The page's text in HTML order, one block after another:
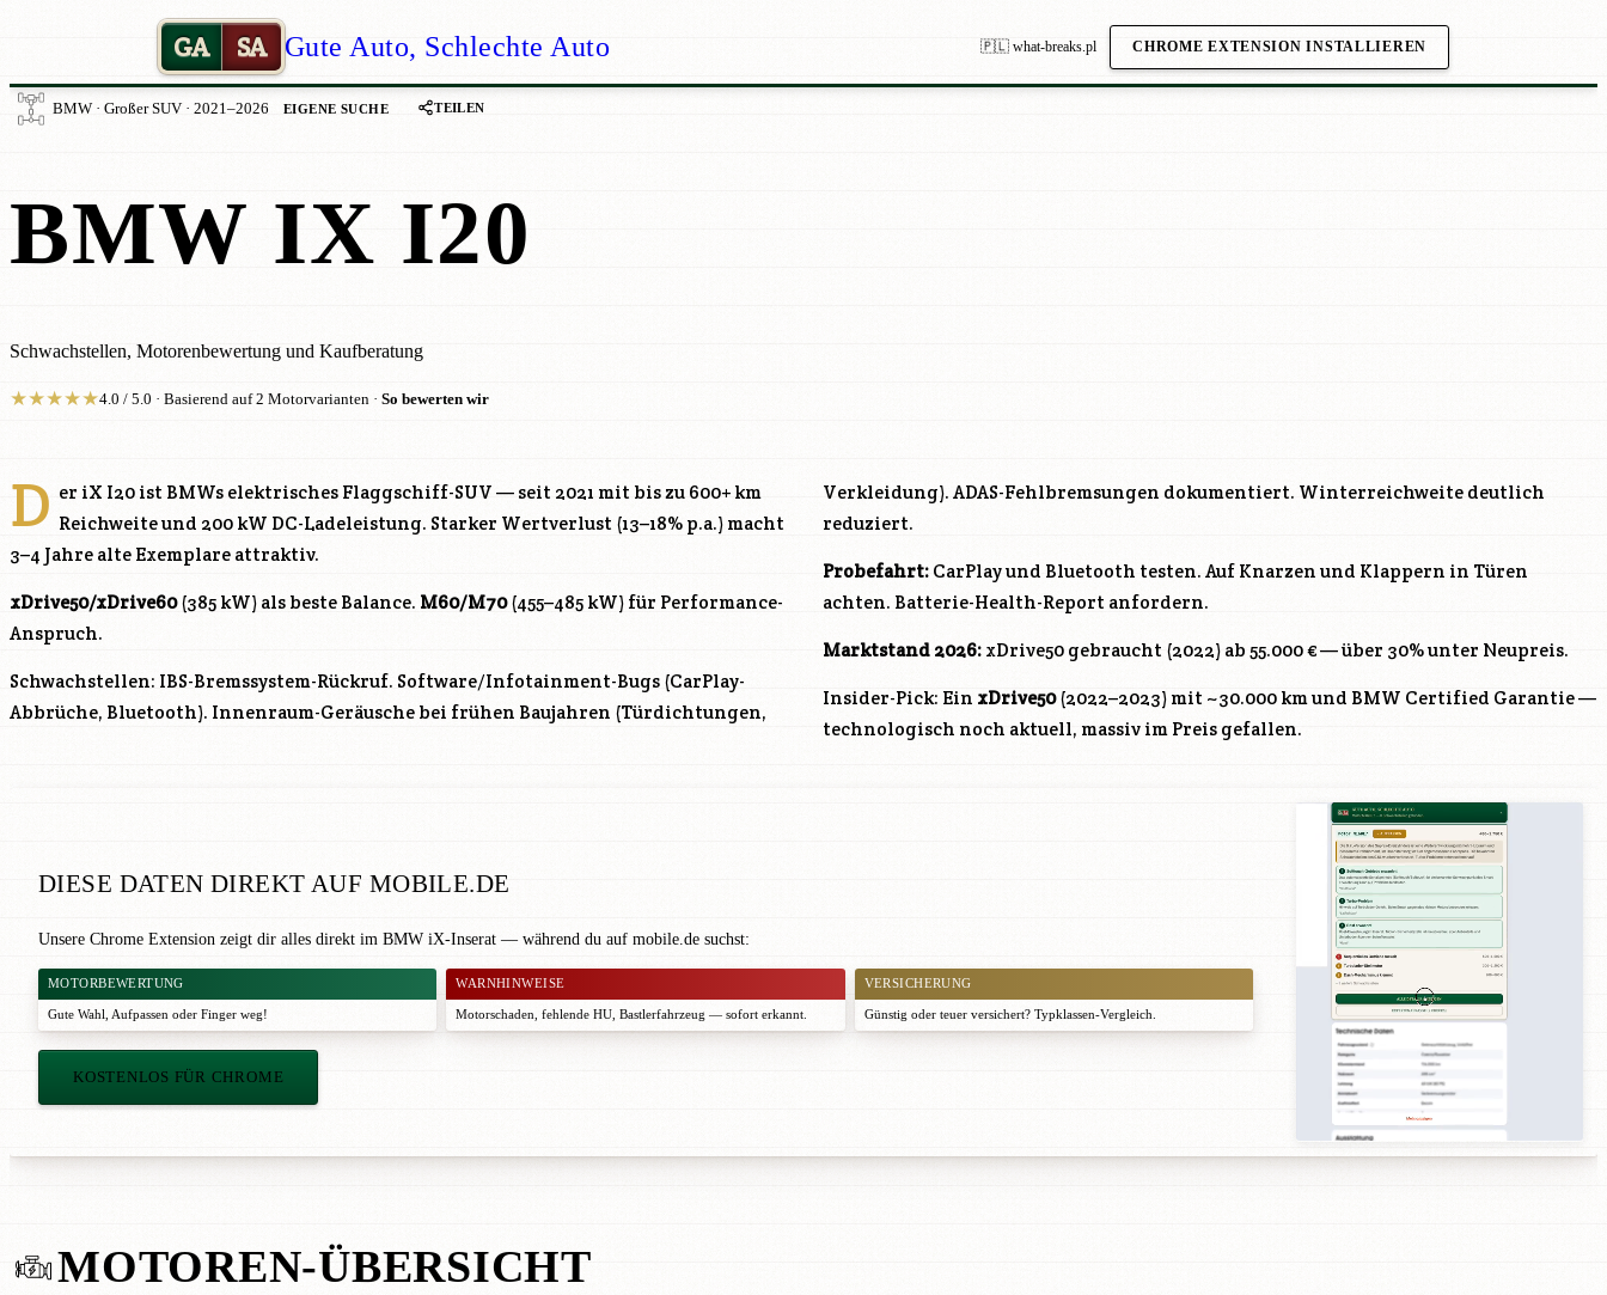
GA SA Gute Auto, Schlechte Auto 🇵🇱 what-breaks.pl CHROME EXTENSION INSTALLIEREN
BMW · Großer SUV · 2021–2026 EIGENE SUCHE TEILEN
BMW IX I20
Schwachstellen, Motorenbewertung und Kaufberatung
★★★★★4.0 / 5.0 · Basierend auf 2 Motorvarianten · So bewerten wir
D er iX I20 ist BMWs elektrisches Flaggschiff-SUV — seit 2021 mit bis zu 600+ km
Reichweite und 200 kW DC-Ladeleistung. Starker Wertverlust (13–18% p.a.) macht
3–4 Jahre alte Exemplare attraktiv.
xDrive50/xDrive60(385 kW) als beste Balance. M60/M70(455–485 kW) für Performance-
Anspruch.
Schwachstellen: IBS-Bremssystem-Rückruf. Software/Infotainment-Bugs (CarPlay-
Abbrüche, Bluetooth). Innenraum-Geräusche bei frühen Baujahren (Türdichtungen,
Verkleidung). ADAS-Fehlbremsungen dokumentiert. Winterreichweite deutlich
reduziert.
Probefahrt: CarPlay und Bluetooth testen. Auf Knarzen und Klappern in Türen
achten. Batterie-Health-Report anfordern.
Marktstand 2026: xDrive50 gebraucht (2022) ab 55.000 € — über 30% unter Neupreis.
Insider-Pick: Ein xDrive50(2022–2023) mit ~30.000 km und BMW Certified Garantie —
technologisch noch aktuell, massiv im Preis gefallen.
DIESE DATEN DIREKT AUF MOBILE.DE
Unsere Chrome Extension zeigt dir alles direkt im BMW iX-Inserat — während du auf mobile.de suchst:
MOTORBEWERTUNG
Gute Wahl Aufpassen oder Finger weg!
WARNHINWEISE
Motorschaden, fehlende HU, Bastlerfahrzeug — sofort erkannt.
VERSICHERUNG
Günstig oder teuer versichert? Typklassen-Vergleich.
KOSTENLOS FÜR CHROME
MOTOREN-ÜBERSICHT